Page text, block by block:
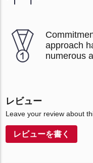
approach
numerous
レビュー
Leave your review about
レビューを書く